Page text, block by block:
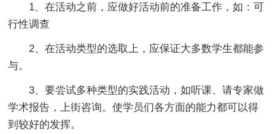
1、在活动之前，应做好活动前的准备工作，如：可
行性调查
2、在活动类型的选取上，应保证大多数学生都能参
与。
3、要尝试多种类型的实践活动，如听课、请专家做
学术报告，上街咨询。使学员们各方面的能力都可以得
到较好的发挥。